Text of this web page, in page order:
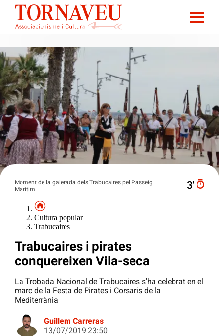
Moment de la galerada dels Trabucaires pel Passeig
Marítim
3′
Cultura popular
Trabucaires
Trabucaires i pirates
conquereixen Vila-seca
La Trobada Nacional de Trabucaires s'ha celebrat en el
marc de la Festa de Pirates i Corsaris de la
Mediterrània
Guillem Carreras
13/07/2019 23:50